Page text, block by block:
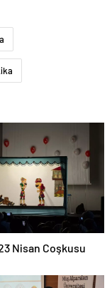
Nisan Coşkusu